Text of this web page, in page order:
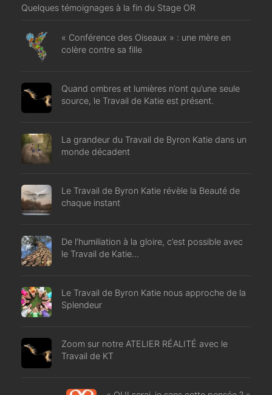
Quelques témoignages à la fin du Stage OR
« Conférence des Oiseaux » : une mère en
colère contre sa fille
Quand ombres et lumières n’ont qu’une seule
source, le Travail de Katie est présent.
La grandeur du Travail de Byron Katie dans un
monde décadent
Le Travail de Byron Katie révèle la Beauté de
chaque instant
De l’humiliation à la gloire, c’est possible avec
le Travail de Katie…
Le Travail de Byron Katie nous approche de la
Splendeur
Zoom sur notre ATELIER RÉALITÉ avec le
Travail de KT